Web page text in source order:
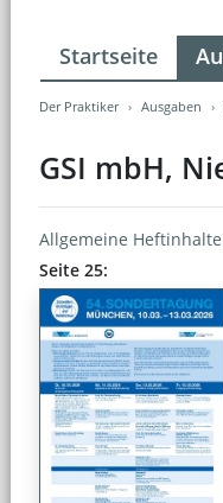
Startseite
Der Praktiker Ausgaben
GSI mbH,
Allgemeine Heftinhalte
Seite 25: